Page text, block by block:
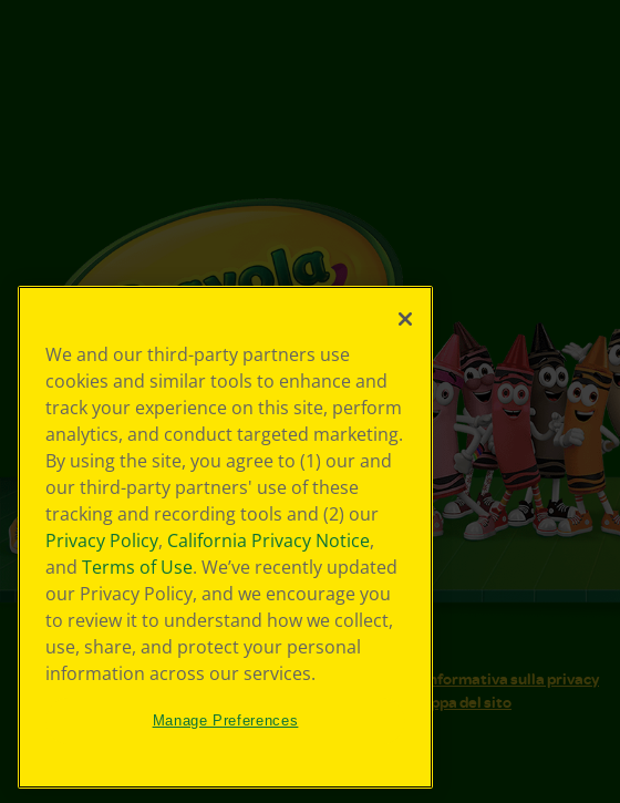
© 2026 Crayola® Tutti i diritti riservati.
Le tue scelte in materia di privacy
Informativa sulla privacy
Mappa del sito
We and our third-party partners use
cookies and similar tools to enhance and
track your experience on this site, perform
analytics, and conduct targeted marketing.
By using the site, you agree to (1) our and
our third-party partners' use of these
tracking and recording tools and (2) our
Privacy Policy, California Privacy Notice,
and Terms of Use. We’ve recently updated
our Privacy Policy, and we encourage you
to review it to understand how we collect,
use, share, and protect your personal
information across our services.
Manage Preferences